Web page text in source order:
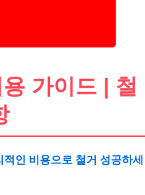
가이드 | 철
인 비용으로 철거 성공하세